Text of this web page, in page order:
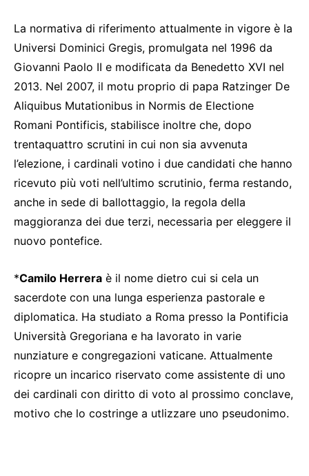
La normativa di riferimento attualmente in vigore è la
Universi Dominici Gregis, promulgata nel 1996 da
Giovanni Paolo II e modificata da Benedetto XVI nel
2013. Nel 2007, il motu proprio di papa Ratzinger De
Aliquibus Mutationibus in Normis de Electione
Romani Pontificis, stabilisce inoltre che, dopo
trentaquattro scrutini in cui non sia avvenuta
l’elezione, i cardinali votino i due candidati che hanno
ricevuto più voti nell’ultimo scrutinio, ferma restando,
anche in sede di ballottaggio, la regola della
maggioranza dei due terzi, necessaria per eleggere il
nuovo pontefice.
*Camilo Herrera è il nome dietro cui si cela un
sacerdote con una lunga esperienza pastorale e
diplomatica. Ha studiato a Roma presso la Pontificia
Università Gregoriana e ha lavorato in varie
nunziature e congregazioni vaticane. Attualmente
ricopre un incarico riservato come assistente di uno
dei cardinali con diritto di voto al prossimo conclave,
motivo che lo costringe a utlizzare uno pseudonimo.